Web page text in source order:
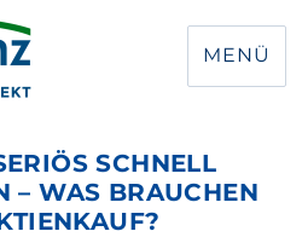
MENÜ
SCHNELL
– WAS BRAUCHEN